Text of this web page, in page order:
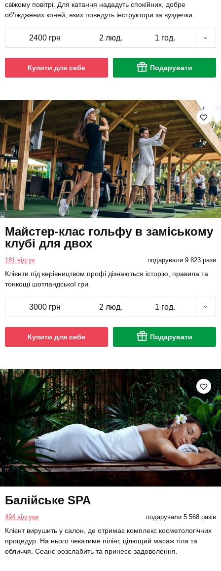
свіжому повітрі. Для катання нададуть спокійних, добре
об'їжджених коней, яких поведуть інструктори за вуздечки.
2400 грн 2 люд. 1 год.
Купити для себе Подарувати
Майстер-клас гольфу в заміському
клубі для двох
181 відгук подарували 9 823 рази
Клієнти під керівництвом профі дізнаються історію, правила та
тонкощі шотландської гри.
3000 грн 2 люд. 1 год.
Купити для себе Подарувати
Балійське SPA
494 відгуки подарували 5 568 разів
Клієнт вирушить у салон, де отримає комплекс косметологічних
процедур. На нього чекатиме пілінг, цілющий масаж тіла та
обличчя. Сеанс розслабить та принесе задоволення.